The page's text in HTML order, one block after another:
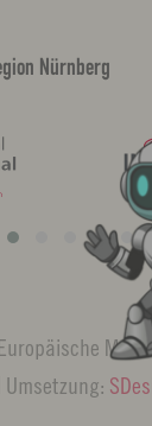
Nürnberg
Umsetzung: